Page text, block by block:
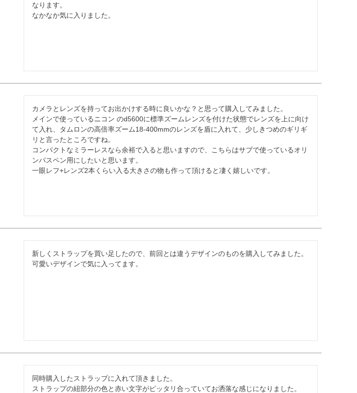
なります。
なかなか気に入りました。
カメラとレンズを持ってお出かけする時に良いかな？と思って購入してみました。
メインで使っているニコン のd5600に標準ズームレンズを付けた状態でレンズを上に向け
て入れ、タムロンの高倍率ズーム18-400mmのレンズを盾に入れて、少しきつめのギリギ
リと言ったところですね。
コンパクトなミラーレスなら余裕で入ると思いますので、こちらはサブで使っているオリ
ンパスペン用にしたいと思います。
一眼レフ+レンズ2本くらい入る大きさの物も作って頂けると凄く嬉しいです。
新しくストラップを買い足したので、前回とは違うデザインのものを購入してみました。
可愛いデザインで気に入ってます。
同時購入したストラップに入れて頂きました。
ストラップの紐部分の色と赤い文字がピッタリ合っていてお洒落な感じになりました。